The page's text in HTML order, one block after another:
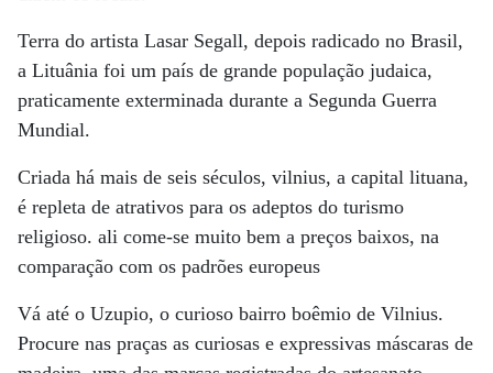
Terra do artista Lasar Segall, depois radicado no Brasil,
a Lituânia foi um país de grande população judaica,
praticamente exterminada durante a Segunda Guerra
Mundial.
Criada há mais de seis séculos, vilnius, a capital lituana,
é repleta de atrativos para os adeptos do turismo
religioso. ali come-se muito bem a preços baixos, na
comparação com os padrões europeus
Vá até o Uzupio, o curioso bairro boêmio de Vilnius.
Procure nas praças as curiosas e expressivas máscaras de